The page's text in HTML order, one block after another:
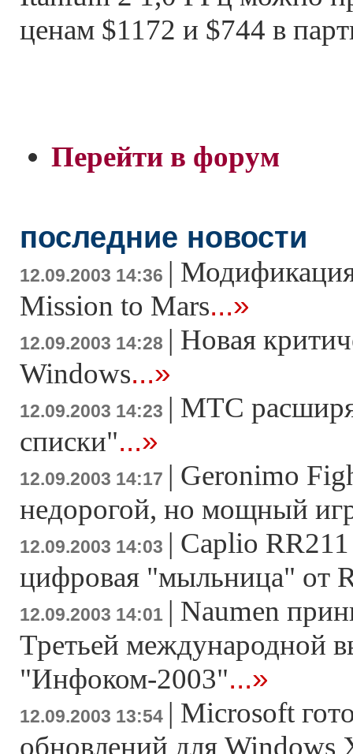
ценам $1172 и $744 в
Перейти в форум
последние новости
12.09.2003 14:36 |
Mission to Mars...»
12.09.2003 14:28 | Новая
Windows...»
12.09.2003 14:23 | МТС
списки"...»
12.09.2003 14:17 | Geronimo
недорогой, но мощный
12.09.2003 14:03 | Caplio
цифровая "мыльница" от
12.09.2003 14:01 | Naumen
Третьей международной
"Инфоком-2003"...»
12.09.2003 13:54 | Microsoft
обновлений для Windows